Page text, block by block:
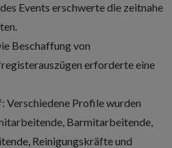
Events erschwerte die zeitnahe
Beschaffung von
erforderte eine
Profile wurden
Barmitarbeitende,
Reinigungskräfte und